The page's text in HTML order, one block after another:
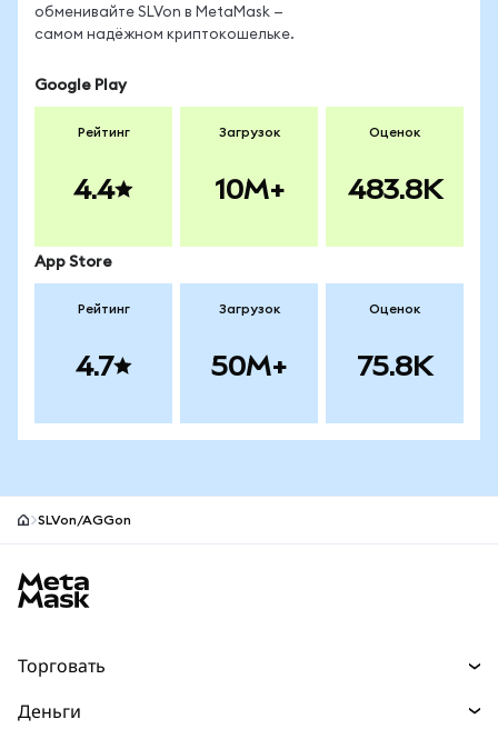
обменивайте SLVon в MetaMask —
самом надёжном криптокошельке.
Google Play
Рейтинг
4.4
Загрузок
10M+
Оценок
483.8K
App Store
Рейтинг
4.7
Загрузок
50M+
Оценок
75.8K
SLVon/AGGon
Торговать
Деньги